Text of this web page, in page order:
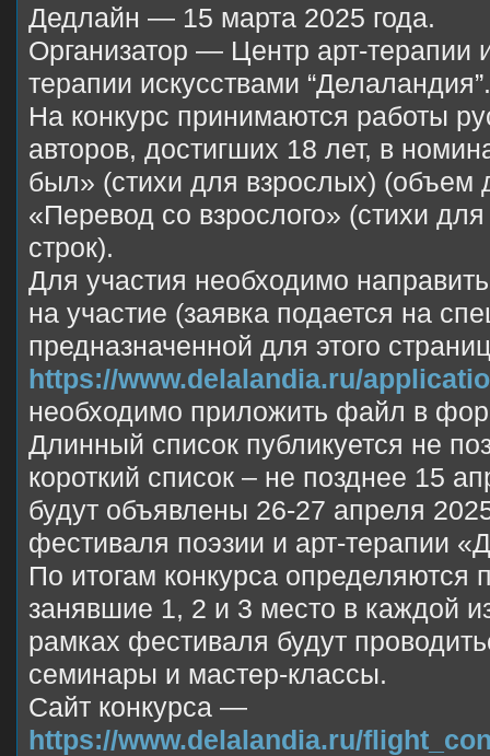
Дедлайн — 15 марта 2025 года.
Организатор — Центр арт-терапии
терапии искусствами “Делаландия”.
На конкурс принимаются работы
авторов, достигших 18 лет, в
был» (стихи для взрослых) (объем
«Перевод со взрослого» (стихи
строк).
Для участия необходимо
на участие (заявка подается на
предназначенной для этого
https://www.delalandia.ru/
необходимо приложить файл в
Длинный список публикуется не
короткий список – не позднее 15
будут объявлены 26-27 апреля
фестиваля поэзии и арт-терапии
По итогам конкурса определяются
занявшие 1, 2 и 3 место в каждой
рамках фестиваля будут
семинары и мастер-классы.
Сайт конкурса —
https://www.delalandia.ru/